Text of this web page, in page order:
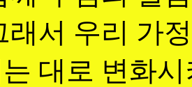
래서 우리 가
대로 변화